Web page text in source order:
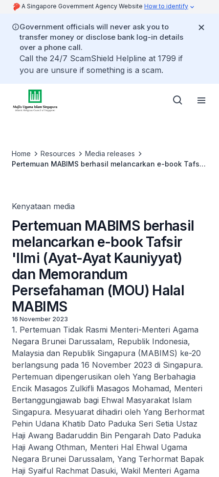
A Singapore Government Agency Website How to identify
Government officials will never ask you to
transfer money or disclose bank log-in details
over a phone call.
Call the 24/7 ScamShield Helpline at 1799 if
you are unsure if something is a scam.
Home Resources
Media releases
Pertemuan MABIMS berhasil melancarkan e-book Tafsir
Kenyataan media
Pertemuan MABIMS berhasil
melancarkan e-book Tafsir
'Ilmi (Ayat-Ayat Kauniyyat)
dan Memorandum
Persefahaman (MOU) Halal
MABIMS
16 November 2023
1. Pertemuan Tidak Rasmi Menteri-Menteri Agama
Negara Brunei Darussalam, Republik Indonesia,
Malaysia dan Republik Singapura (MABIMS) ke-20
berlangsung pada 16 November 2023 di Singapura.
Pertemuan dipengerusikan oleh Yang Berbahagia
Encik Masagos Zulkifli Masagos Mohamad, Menteri
Bertanggungjawab bagi Ehwal Masyarakat Islam
Singapura. Mesyuarat dihadiri oleh Yang Berhormat
Pehin Udana Khatib Dato Paduka Seri Setia Ustaz
Haji Awang Badaruddin Bin Pengarah Dato Paduka
Haji Awang Othman, Menteri Hal Ehwal Ugama
Negara Brunei Darussalam, Yang Terhormat Bapak
Haji Syaiful Rachmat Dasuki, Wakil Menteri Agama